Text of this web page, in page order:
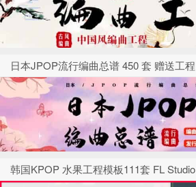
日本JPOP流行编曲总谱 450 套 赠送工程
韩国KPOP 水果工程模板111套 FL Studio